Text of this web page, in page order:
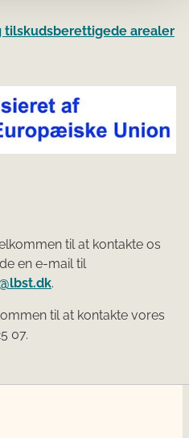
arealer
til at kontakte os
en e-mail til
.
til at kontakte vores
07.